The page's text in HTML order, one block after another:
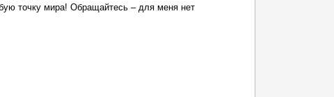
точку мира! Обращайтесь – для меня нет